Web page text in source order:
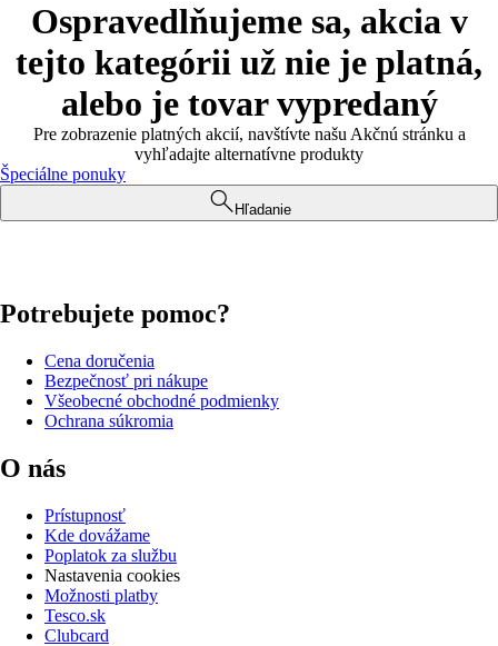
Ospravedlňujeme sa, akcia v
tejto kategórii už nie je platná,
alebo je tovar vypredaný
Pre zobrazenie platných akcií, navštívte našu Akčnú stránku a
vyhľadajte alternatívne produkty
Špeciálne ponuky
Hľadanie
Potrebujete pomoc?
Cena doručenia
Bezpečnosť pri nákupe
Všeobecné obchodné podmienky
Ochrana súkromia
O nás
Prístupnosť
Kde dovážame
Poplatok za službu
Nastavenia cookies
Možnosti platby
Tesco.sk
Clubcard